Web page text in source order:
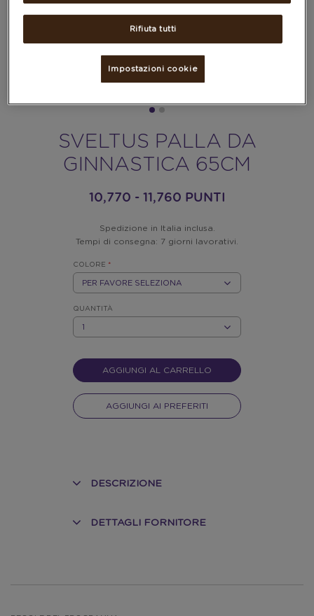
SVELTUS PALLA DA
GINNASTICA 65CM
10,770 - 11,760 PUNTI
Spedizione in Italia inclusa.
Tempi di consegna: 7 giorni lavorativi.
COLORE *
QUANTITÀ
AGGIUNGI AL CARRELLO
AGGIUNGI AI PREFERITI
DESCRIZIONE
DETTAGLI FORNITORE
Rifiuta tutti
Impostazioni cookie